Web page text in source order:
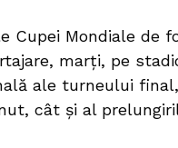
Cupei Mondiale de
marți, pe
ale turneului
cât și al